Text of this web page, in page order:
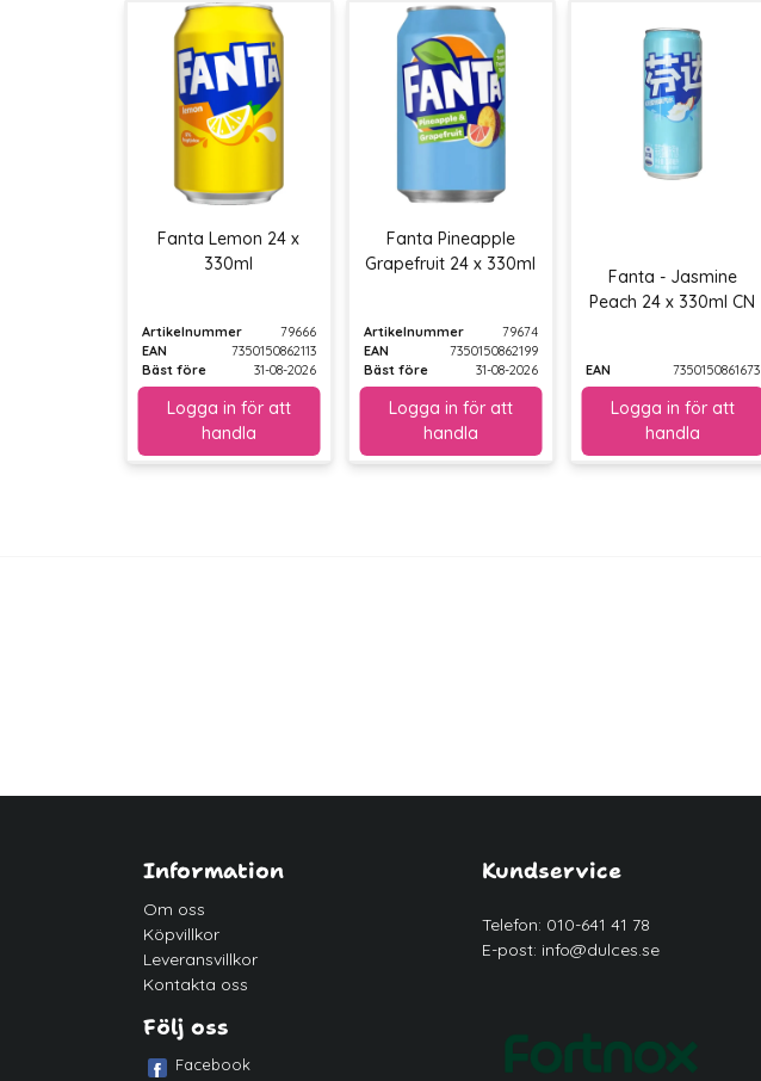
Fanta Lemon 24 x
330ml
Artikelnummer
79666
EAN
7350150862113
Bäst före
31-08-2026
Fanta Pineapple
Grapefruit 24 x 330ml
Artikelnummer
79674
EAN
7350150862199
Bäst före
31-08-2026
Fanta - Jasmine
Peach 24 x 330ml CN
EAN 7350150861673
Information
Om oss
Köpvillkor
Leveransvillkor
Kontakta oss
Kundservice
Telefon: 010-641 41 78
E-post: info@dulces.se
Följ oss
Facebook